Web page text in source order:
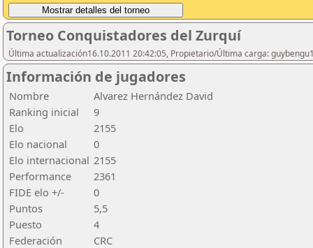
Torneo Conquistadores del Zurquí
Última actualización16.10.2011 20:42:05, Propietario/Última carga:
Información de jugadores
Nombre
Alvarez Hernández David
Ranking inicial
9
Elo
2155
Elo nacional
0
Elo internacional 2155
Performance
2361
FIDE elo +/-
0
Puntos
5,5
Puesto
4
Federación
CRC